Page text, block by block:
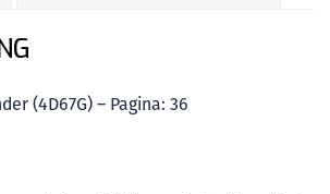
(4D67G) – Pagina: 36